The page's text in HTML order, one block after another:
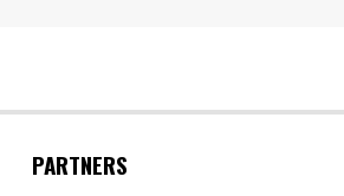
PARTNERS